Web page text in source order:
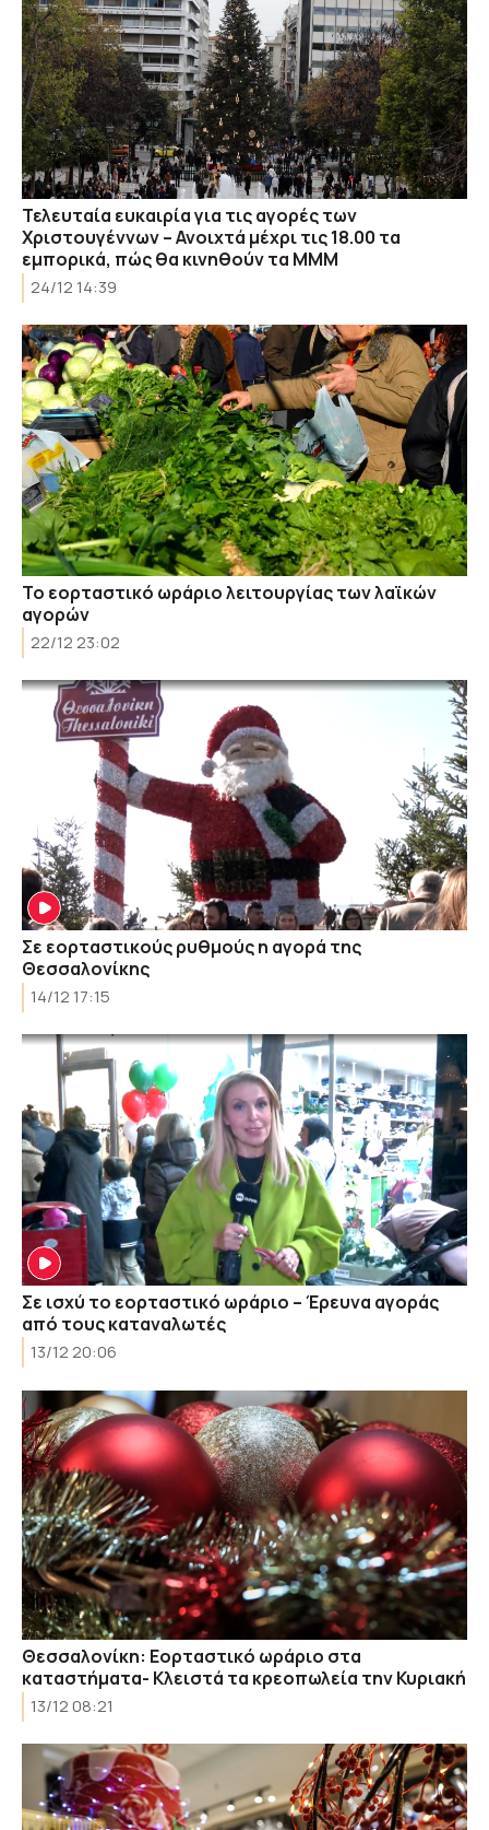
Τελευταία ευκαιρία για τις αγορές των
Χριστουγέννων – Ανοιχτά μέχρι τις 18.00 τα
εμπορικά, πώς θα κινηθούν τα ΜΜΜ
24/12 14:39
Το εορταστικό ωράριο λειτουργίας των λαϊκών
αγορών
22/12 23:02
Σε εορταστικούς ρυθμούς η αγορά της
Θεσσαλονίκης
14/12 17:15
Σε ισχύ το εορταστικό ωράριο – Έρευνα αγοράς
από τους καταναλωτές
13/12 20:06
Θεσσαλονίκη: Εορταστικό ωράριο στα
καταστήματα- Κλειστά τα κρεοπωλεία την Κυριακή
13/12 08:21